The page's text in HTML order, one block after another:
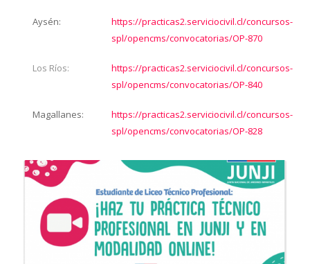
Aysén:
https://practicas2.serviciocivil.cl/concursos-
spl/opencms/convocatorias/OP-870
Los Ríos:
https://practicas2.serviciocivil.cl/concursos-
spl/opencms/convocatorias/OP-840
Magallanes:
https://practicas2.serviciocivil.cl/concursos-
spl/opencms/convocatorias/OP-828